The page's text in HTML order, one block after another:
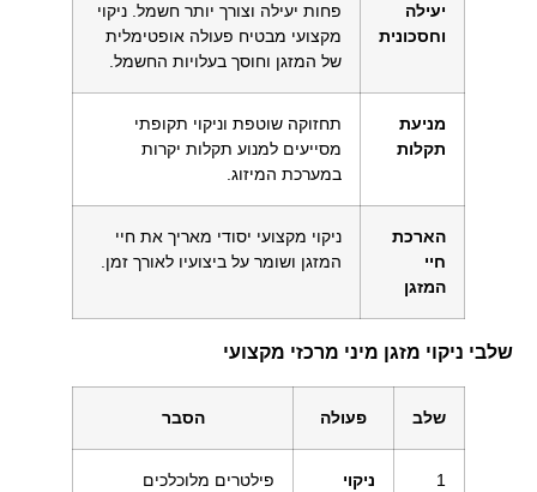
יעילה
וחסכונית
פחות יעילה וצורך יותר חשמל. ניקוי
מקצועי מבטיח פעולה אופטימלית
של המזגן וחוסך בעלויות החשמל.
מניעת
תקלות
תחזוקה שוטפת וניקוי תקופתי
מסייעים למנוע תקלות יקרות
במערכת המיזוג.
הארכת
חיי
המזגן
ניקוי מקצועי יסודי מאריך את חיי
המזגן ושומר על ביצועיו לאורך זמן.
שלבי ניקוי מזגן מיני מרכזי מקצועי
שלב פעולה הסבר
1
ניקוי
פילטרים מלוכלכים